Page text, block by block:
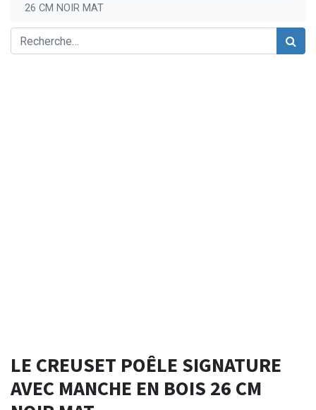
26 CM NOIR MAT
LE CREUSET POÊLE SIGNATURE
AVEC MANCHE EN BOIS 26 CM